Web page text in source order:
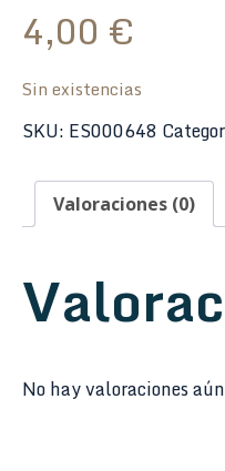
4,00 €
Sin existencias
SKU: ES000648
Valoraciones (0)
No hay valoraciones